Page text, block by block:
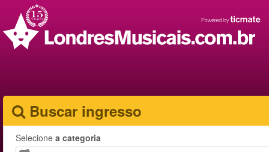
Buscar ingresso
Selecione a categoria